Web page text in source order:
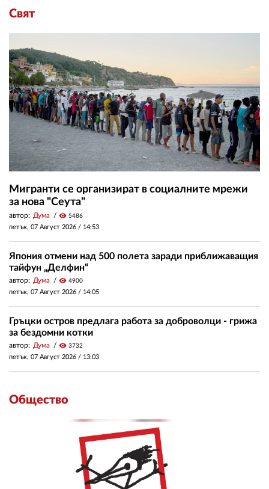
Свят
Мигранти се организират в социалните мрежи
за нова "Сеута"
автор: Дума visibility 5486
петък, 07 Август 2026 / 14:53
Япония отмени над 500 полета заради приближаващия
тайфун „Делфин“
автор: Дума visibility 4900
петък, 07 Август 2026 / 14:05
Гръцки остров предлага работа за доброволци - грижа
за бездомни котки
автор: Дума visibility 3732
петък, 07 Август 2026 / 13:03
Общество